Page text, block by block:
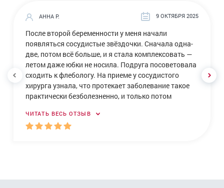
АННА Р. 9 ОКТЯБРЯ 2025
После второй беременности у меня начали
появляться сосудистые звёздочки. Сначала одна-
две, потом всё больше, и я стала комплексовать —
летом даже юбки не носила. Подруга посоветовала
сходить к флебологу. На приеме у сосудистого
хирурга узнала, что протекает заболевание такое
практически безболезненно, и только потом
паутиной на ногах. В клинике врач-флеболог
Гильфанов посоветовал эффективное удаление
инъекцию, и сосуд «склеивается». Делала в конце
ЧИТАТЬ ВЕСЬ ОТЗЫВ